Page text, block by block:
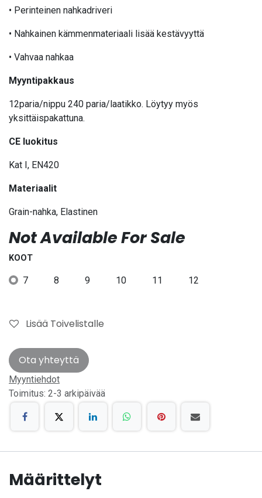
• Perinteinen nahkadriveri
• Nahkainen kämmenmateriaali lisää kestävyyttä
• Vahvaa nahkaa
Myyntipakkaus
12paria/nippu 240 paria/laatikko. Löytyy myös
yksittäispakattuna.
CE luokitus
Kat I, EN420
Materiaalit
Grain-nahka, Elastinen
Not Available For Sale
KOOT
7 8 9 10 11 12
Lisää Toivelistalle
Ota yhteyttä
Myyntiehdot
Toimitus: 2-3 arkipäivää
Määrittelyt